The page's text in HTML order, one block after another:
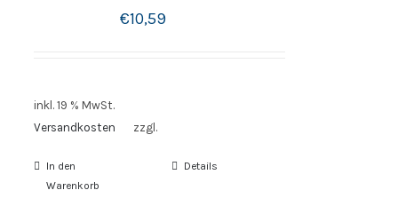
€10,59
inkl. 19 % MwSt.
zzgl.
Versandkosten
In den
Warenkorb
Details